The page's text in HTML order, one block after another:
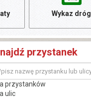
Wykaz dróg
przystanek
przystanków
ulic